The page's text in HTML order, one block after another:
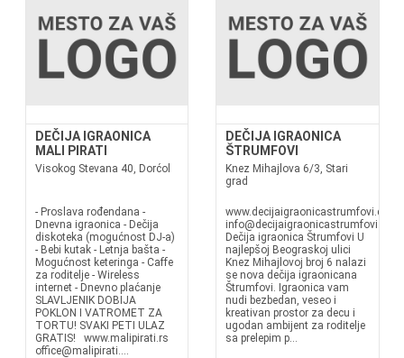
DEČIJA IGRAONICA
MALI PIRATI
Visokog Stevana 40, Dorćol
- Proslava rođendana -
Dnevna igraonica - Dečija
diskoteka (mogućnost DJ-a)
- Bebi kutak - Letnja bašta -
Mogućnost keteringa - Caffe
za roditelje - Wireless
internet - Dnevno plaćanje
SLAVLJENIK DOBIJA
POKLON I VATROMET ZA
TORTU! SVAKI PETI ULAZ
GRATIS! www.malipirati.rs
office@malipirati....
DEČIJA IGRAONICA
ŠTRUMFOVI
Knez Mihajlova 6/3, Stari
grad
www.decijaigraonicastrumfovi.com
info@decijaigraonicastrumfovi.com
Dečija igraonica Štrumfovi U
najlepšoj Beograskoj ulici
Knez Mihajlovoj broj 6 nalazi
se nova dečija igraonicana
Štrumfovi. Igraonica vam
nudi bezbedan, veseo i
kreativan prostor za decu i
ugodan ambijent za roditelje
sa prelepim p...